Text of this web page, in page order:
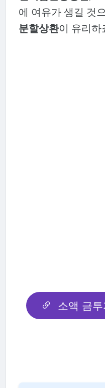
에 여유가 생길 것
분할상환이 유리하
소액 금